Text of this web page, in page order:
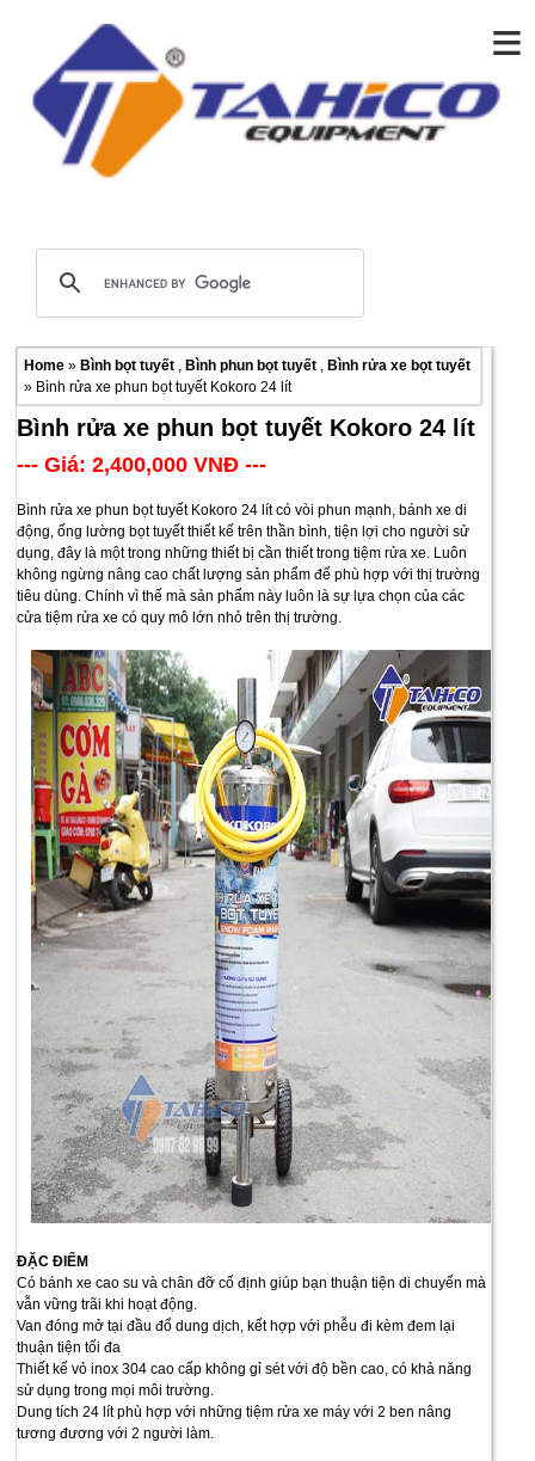
≡
Home» Bình bọt tuyết , Bình phun bọt tuyết , Bình rửa xe bọt tuyết
» Bình rửa xe phun bọt tuyết Kokoro 24 lít
Bình rửa xe phun bọt tuyết Kokoro 24 lít
--- Giá: 2,400,000 VNĐ ---
Bình rửa xe phun bọt tuyết Kokoro 24 lít có vòi phun mạnh, bánh xe di
động, ống lường bọt tuyết thiết kế trên thần bình, tiện lợi cho người sử
dụng, đây là một trong những thiết bị cần thiết trong tiệm rửa xe. Luôn
không ngừng nâng cao chất lượng sản phẩm để phù hợp với thị trường
tiêu dùng. Chính vì thế mà sản phẩm này luôn là sự lựa chọn của các
cửa tiệm rửa xe có quy mô lớn nhỏ trên thị trường.
ĐẶC ĐIỂM
Có bánh xe cao su và chân đỡ cố định giúp bạn thuận tiện di chuyển mà
vẫn vững trãi khi hoạt động.
Van đóng mở tại đầu đổ dung dịch, kết hợp với phễu đi kèm đem lại
thuận tiện tối đa
Thiết kế vỏ inox 304 cao cấp không gỉ sét với độ bền cao, có khả năng
sử dụng trong mọi môi trường.
Dung tích 24 lít phù hợp với những tiệm rửa xe máy với 2 ben nâng
tương đương với 2 người làm.